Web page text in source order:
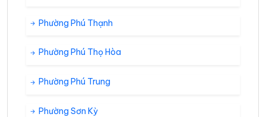
Phường Phú Thạnh
Phường Phú Thọ Hòa
Phường Phú Trung
Phường Sơn Kỳ